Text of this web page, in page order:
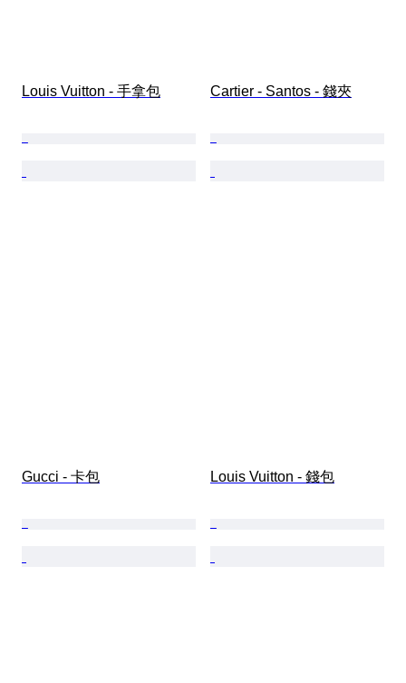
Louis Vuitton - 手拿包 Cartier - Santos - 錢夾
Gucci - 卡包 Louis Vuitton - 錢包